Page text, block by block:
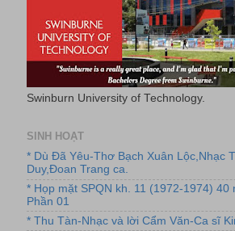
Swinburn University of Technology.
SINH HOẠT
* Dù Đã Yêu-Thơ Bạch Xuân Lộc,Nhạc
Duy,Đoan Trang ca.
* Họp mặt SPQN kh. 11 (1972-1974) 40
Phần 01
* Thu Tàn-Nhạc và lời Cẩm Văn-Ca sĩ